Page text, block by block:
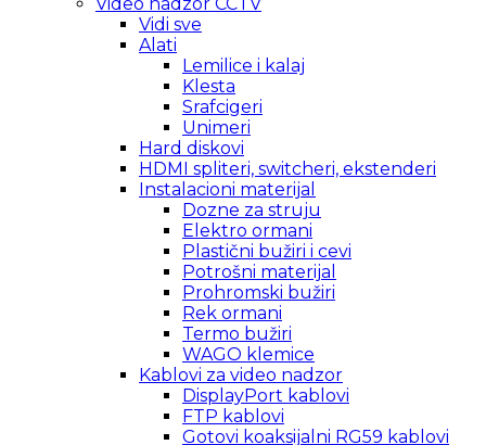
Vidi sve
Alati
Lemilice i kalaj
Klesta
Srafcigeri
Unimeri
Hard diskovi
HDMI spliteri, switcheri, ekstenderi
Instalacioni materijal
Dozne za struju
Elektro ormani
Plastični bužiri i cevi
Potrošni materijal
Prohromski bužiri
Rek ormani
Termo bužiri
WAGO klemice
Kablovi za video nadzor
DisplayPort kablovi
FTP kablovi
Gotovi koaksijalni RG59 kablovi